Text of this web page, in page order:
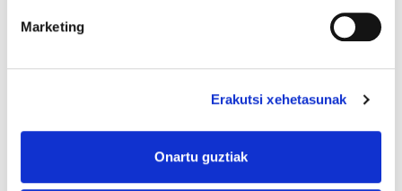
Marketing
Erakutsi xehetasunak
Onartu guztiak